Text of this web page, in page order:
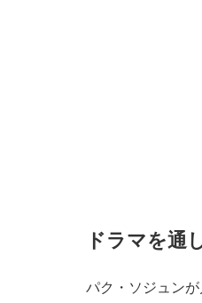
ドラマを通
パク・ソジュンが